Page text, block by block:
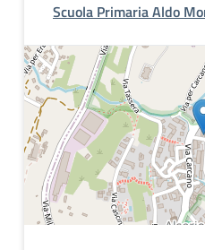
Scuola Primaria Aldo